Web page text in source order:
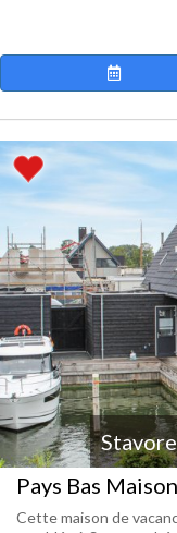
Pays Bas
Cette maison de